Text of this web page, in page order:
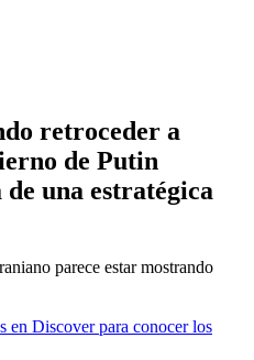
retroceder a
de Putin
una estratégica
parece estar mostrando
en Discover para conocer los